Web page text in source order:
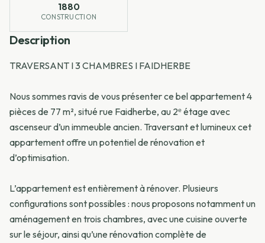
1880
CONSTRUCTION
Description
TRAVERSANT I 3 CHAMBRES I FAIDHERBE
Nous sommes ravis de vous présenter ce bel appartement 4
pièces de 77 m², situé rue Faidherbe, au 2ᵉ étage avec
ascenseur d’un immeuble ancien. Traversant et lumineux cet
appartement offre un potentiel de rénovation et
d’optimisation.
L’appartement est entièrement à rénover. Plusieurs
configurations sont possibles : nous proposons notamment un
aménagement en trois chambres, avec une cuisine ouverte
sur le séjour, ainsi qu’une rénovation complète de